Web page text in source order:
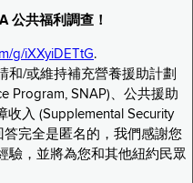
公共福利調查！
g/iXXyiDETtG.
和/或維持補充營養援助計劃
Program, SNAP)、公共援助
收入 (Supplemental Security
答完全是匿名的，我們感謝您
驗，並將為您和其他紐約民眾